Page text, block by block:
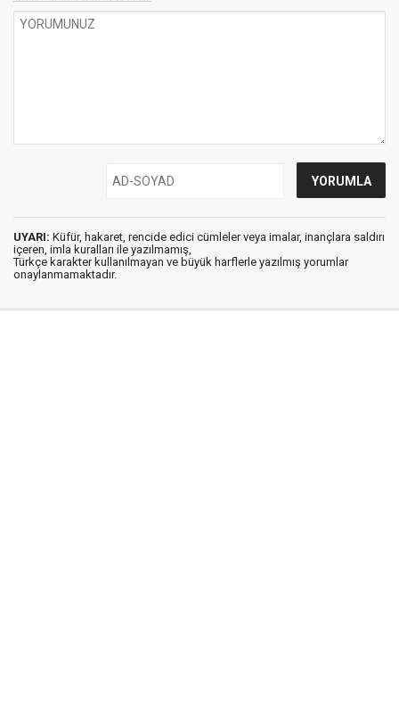
UYARI: Küfür, hakaret, rencide edici cümleler veya imalar, inançlara saldırı
içeren, imla kuralları ile yazılmamış,
Türkçe karakter kullanılmayan ve büyük harflerle yazılmış yorumlar
onaylanmamaktadır.